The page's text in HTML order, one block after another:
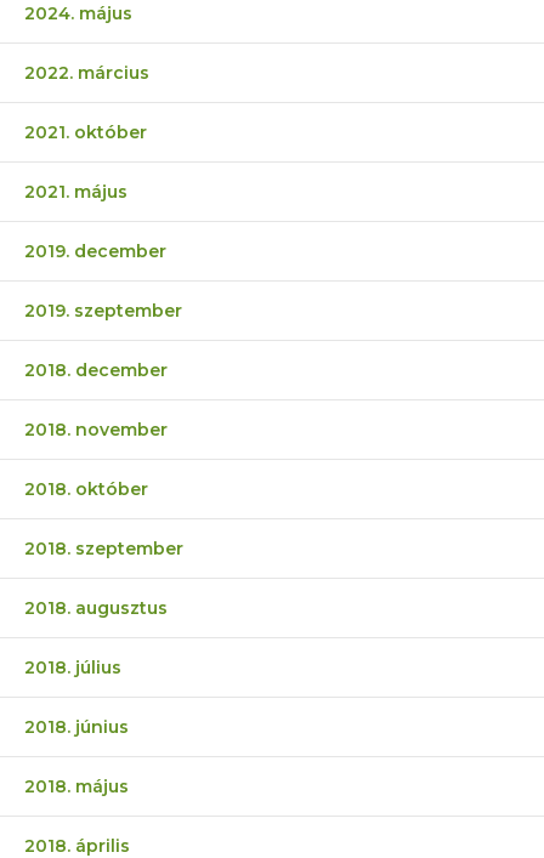
2024. május
2022. március
2021. október
2021. május
2019. december
2019. szeptember
2018. december
2018. november
2018. október
2018. szeptember
2018. augusztus
2018. július
2018. június
2018. május
2018. április